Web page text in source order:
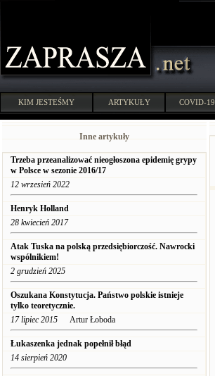
KIM JESTEŚMY ARTYKUŁY COVID-19
Inne artykuły
Trzeba przeanalizować nieogłoszona epidemię grypy
w Polsce w sezonie 2016/17
12 wrzesień 2022
Henryk Holland
28 kwiecień 2017
Atak Tuska na polską przedsiębiorczość. Nawrocki
wspólnikiem!
2 grudzień 2025
Oszukana Konstytucja. Państwo polskie istnieje
tylko teoretycznie.
17 lipiec 2015 Artur Łoboda
Łukaszenka jednak popełnił błąd
14 sierpień 2020